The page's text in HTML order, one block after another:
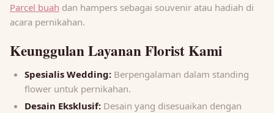
Parcel buah dan hampers sebagai souvenir atau hadiah di
acara pernikahan.
Keunggulan Layanan Florist Kami
Spesialis Wedding: Berpengalaman dalam standing
flower untuk pernikahan.
Desain Eksklusif: Desain yang disesuaikan dengan